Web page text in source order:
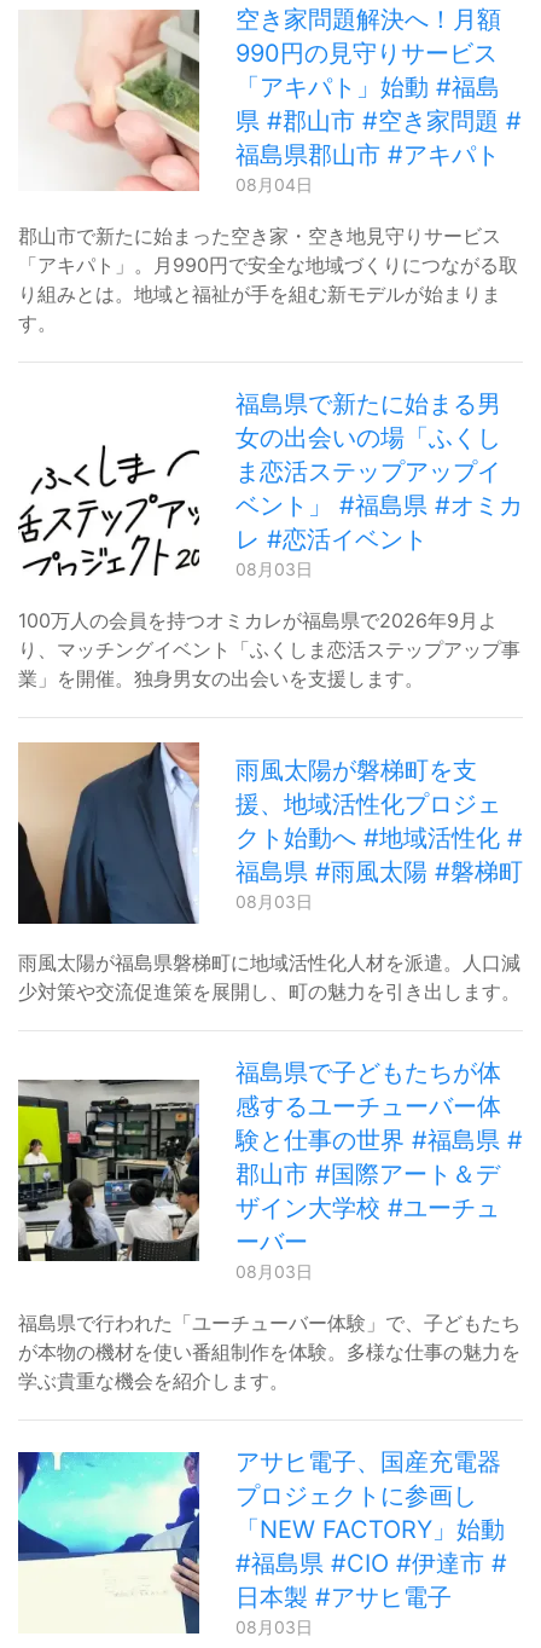
空き家問題解決へ！月額
990円の見守りサービス
「アキパト」始動 #福島
県 #郡山市 #空き家問題 #
福島県郡山市 #アキパト
08月04日
郡山市で新たに始まった空き家・空き地見守りサービス
「アキパト」。月990円で安全な地域づくりにつながる取
り組みとは。地域と福祉が手を組む新モデルが始まりま
す。
福島県で新たに始まる男
女の出会いの場「ふくし
ま恋活ステップアップイ
ベント」 #福島県 #オミカ
レ #恋活イベント
08月03日
100万人の会員を持つオミカレが福島県で2026年9月よ
り、マッチングイベント「ふくしま恋活ステップアップ事
業」を開催。独身男女の出会いを支援します。
雨風太陽が磐梯町を支
援、地域活性化プロジェ
クト始動へ #地域活性化 #
福島県 #雨風太陽 #磐梯町
08月03日
雨風太陽が福島県磐梯町に地域活性化人材を派遣。人口減
少対策や交流促進策を展開し、町の魅力を引き出します。
福島県で子どもたちが体
感するユーチューバー体
験と仕事の世界 #福島県 #
郡山市 #国際アート＆デ
ザイン大学校 #ユーチュ
ーバー
08月03日
福島県で行われた「ユーチューバー体験」で、子どもたち
が本物の機材を使い番組制作を体験。多様な仕事の魅力を
学ぶ貴重な機会を紹介します。
アサヒ電子、国産充電器
プロジェクトに参画し
「NEW FACTORY」始動
#福島県 #CIO #伊達市 #
日本製 #アサヒ電子
08月03日